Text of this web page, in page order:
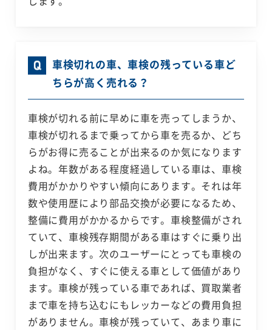
車検切れの車、車検の残っている車ど
ちらが高く売れる？
車検が切れる前に早めに車を売ってしまうか、
車検が切れるまで乗ってから車を売るか、どち
らがお得に売ることが出来るのか気になります
よね。年数がある程度経過している車は、車検
費用がかかりやすい傾向にあります。それは年
数や使用歴により部品交換が必要になるため、
整備に費用がかかるからです。車検整備がされ
ていて、車検残存期間がある車はすぐに乗り出
しが出来ます。次のユーザーにとっても車検の
負担がなく、すぐに使える車として価値があり
ます。車検が残っている車であれば、買取業者
まで車を持ち込むにもレッカーなどの費用負担
がありません。車検が残っていて、あまり車に